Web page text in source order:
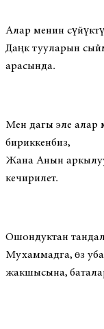
Алар менин
Даңк тууларын
арасында.
Мен дагы эле алар
бириккенбиз,
Жана Анын
кечирилет.
Ошондуктан
Мухаммадга, өз
жакшысына,